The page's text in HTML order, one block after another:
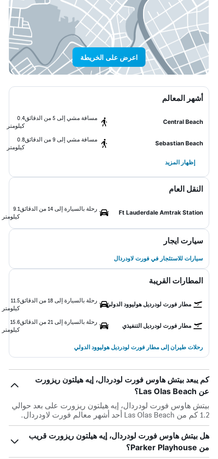
اعرض على الخريطة
أشهر المعالم
Central Beach
مسافة مشي إلى 5 من الدقائق
0.4
كيلومتر
Sebastian Beach
مسافة مشي إلى 9 من الدقائق
0.8
كيلومتر
إظهار المزيد
النقل العام
Ft Lauderdale Amtrak Station
رحلة بالسيارة إلى 14 من الدقائق
9.1
كيلومتر
سيارت ايجار
سيارات للاستئجار في فورت لاودردال
المطارات القريبة
مطار فورت لودرديل هوليوود الدولي
رحلة بالسيارة إلى 18 من الدقائق
11.5
كيلومتر
مطار فورت لودرديل التنفيذي
رحلة بالسيارة إلى 21 من الدقائق
15.6
كيلومتر
رحلات طيران إلى مطار فورت لودرديل هوليوود الدولي
كم يبعد بيتش هاوس فورت لودردال، إيه هيلتون ريزورت
عن Las Olas Beach؟
بيتش هاوس فورت لودردال، إيه هيلتون ريزورت على بعد حوالي
1.2 كم من Las Olas Beach أحد أشهر معالم فورت لاودردال.
هل بيتش هاوس فورت لودردال، إيه هيلتون ريزورت قريب
من Parker Playhouse؟